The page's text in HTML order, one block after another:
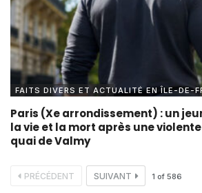
FAITS DIVERS ET ACTUALITÉ EN ÎLE-DE-
Paris (Xe arrondissement) : un
la vie et la mort après une
quai de Valmy
PRÉCÉDENT SUIVANT 1 of 586